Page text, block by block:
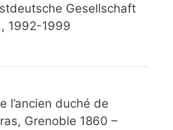
Gesellschaft
1992-1999
l’ancien duché de
Grenoble 1860 –